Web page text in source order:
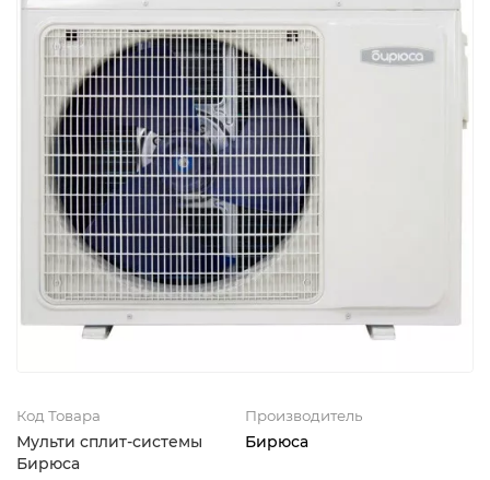
Код Товара
Мульти сплит-системы
Бирюса
Производитель
Бирюса